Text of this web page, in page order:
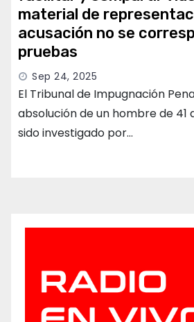
material de
acusación no se
pruebas
Sep 24, 2025
El Tribunal de Impugnación
absolución de un hombre de 41
sido investigado por…